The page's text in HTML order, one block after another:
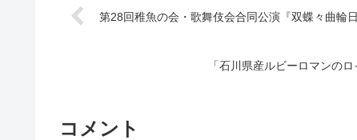
第28回稚魚の会・歌舞伎会合同公演『双蝶々曲輪
「石川県産ルビーロマンの
コメント